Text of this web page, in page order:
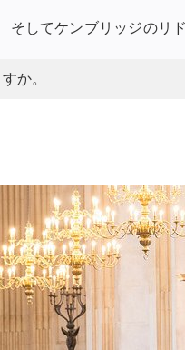
してケンブリッジのリ
か。